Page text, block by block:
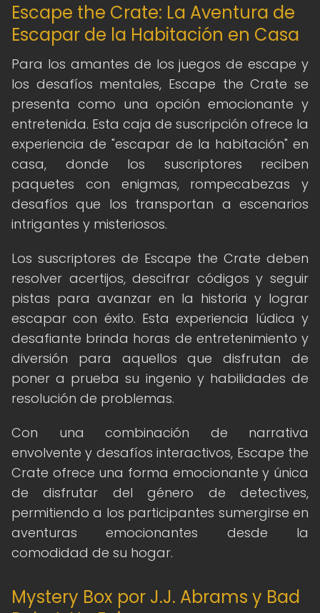
Escape the Crate: La Aventura de
Escapar de la Habitación en Casa
Para los amantes de los juegos de escape y
los desafíos mentales, Escape the Crate se
presenta como una opción emocionante y
entretenida. Esta caja de suscripción ofrece la
experiencia de "escapar de la habitación" en
casa, donde los suscriptores reciben
paquetes con enigmas, rompecabezas y
desafíos que los transportan a escenarios
intrigantes y misteriosos.
Los suscriptores de Escape the Crate deben
resolver acertijos, descifrar códigos y seguir
pistas para avanzar en la historia y lograr
escapar con éxito. Esta experiencia lúdica y
desafiante brinda horas de entretenimiento y
diversión para aquellos que disfrutan de
poner a prueba su ingenio y habilidades de
resolución de problemas.
Con una combinación de narrativa
envolvente y desafíos interactivos, Escape the
Crate ofrece una forma emocionante y única
de disfrutar del género de detectives,
permitiendo a los participantes sumergirse en
aventuras emocionantes desde la
comodidad de su hogar.
Mystery Box por J.J. Abrams y Bad